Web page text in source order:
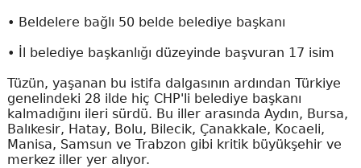
• Beldelere bağlı 50 belde belediye başkanı
• İl belediye başkanlığı düzeyinde başvuran 17 isim
Tüzün, yaşanan bu istifa dalgasının ardından Türkiye
genelindeki 28 ilde hiç CHP'li belediye başkanı
kalmadığını ileri sürdü. Bu iller arasında Aydın, Bursa,
Balıkesir, Hatay, Bolu, Bilecik, Çanakkale, Kocaeli,
Manisa, Samsun ve Trabzon gibi kritik büyükşehir ve
merkez iller yer alıyor.